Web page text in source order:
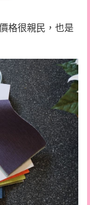
格很親民，也是